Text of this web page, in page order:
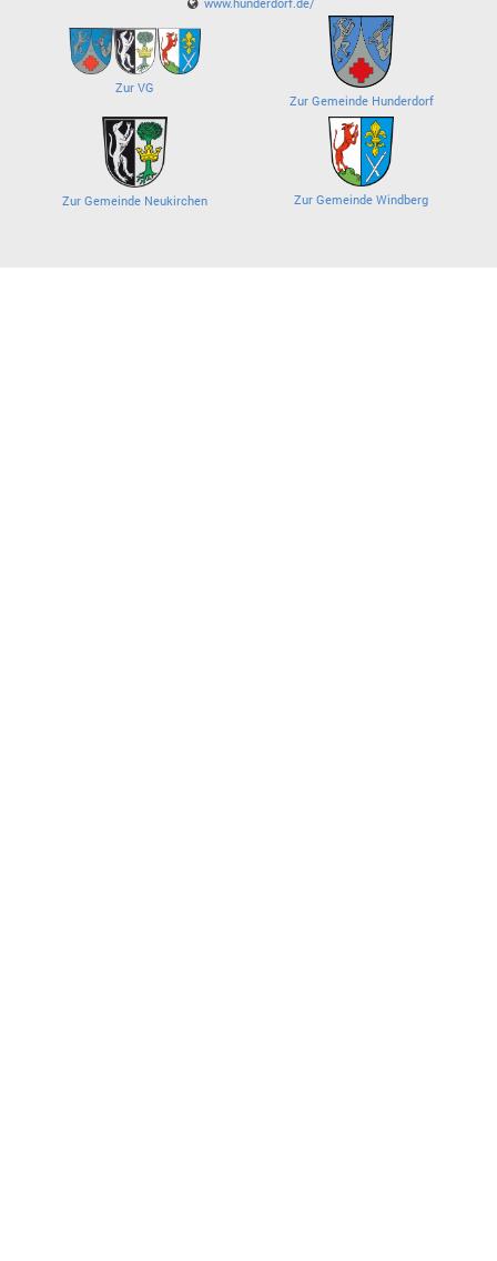
Zur VG
Zur Gemeinde Hunderdorf
Zur Gemeinde Neukirchen Zur Gemeinde Windberg